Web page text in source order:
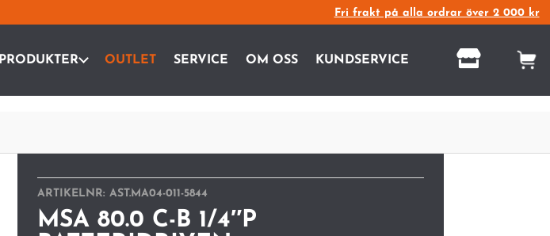
Fri frakt på alla ordrar över 2 000 kr
PRODUKTER OUTLET SERVICE OM OSS KUNDSERVICE 
ARTIKELNR: AST.MA04-011-5844
MSA 80.0 C-B 1/4″P